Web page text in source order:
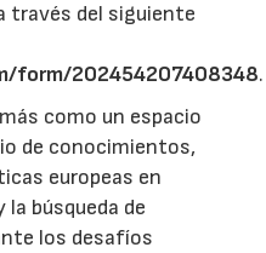
través del siguiente
form/202454207408348.
como un espacio
de conocimientos,
europeas en
búsqueda de
los desafíos